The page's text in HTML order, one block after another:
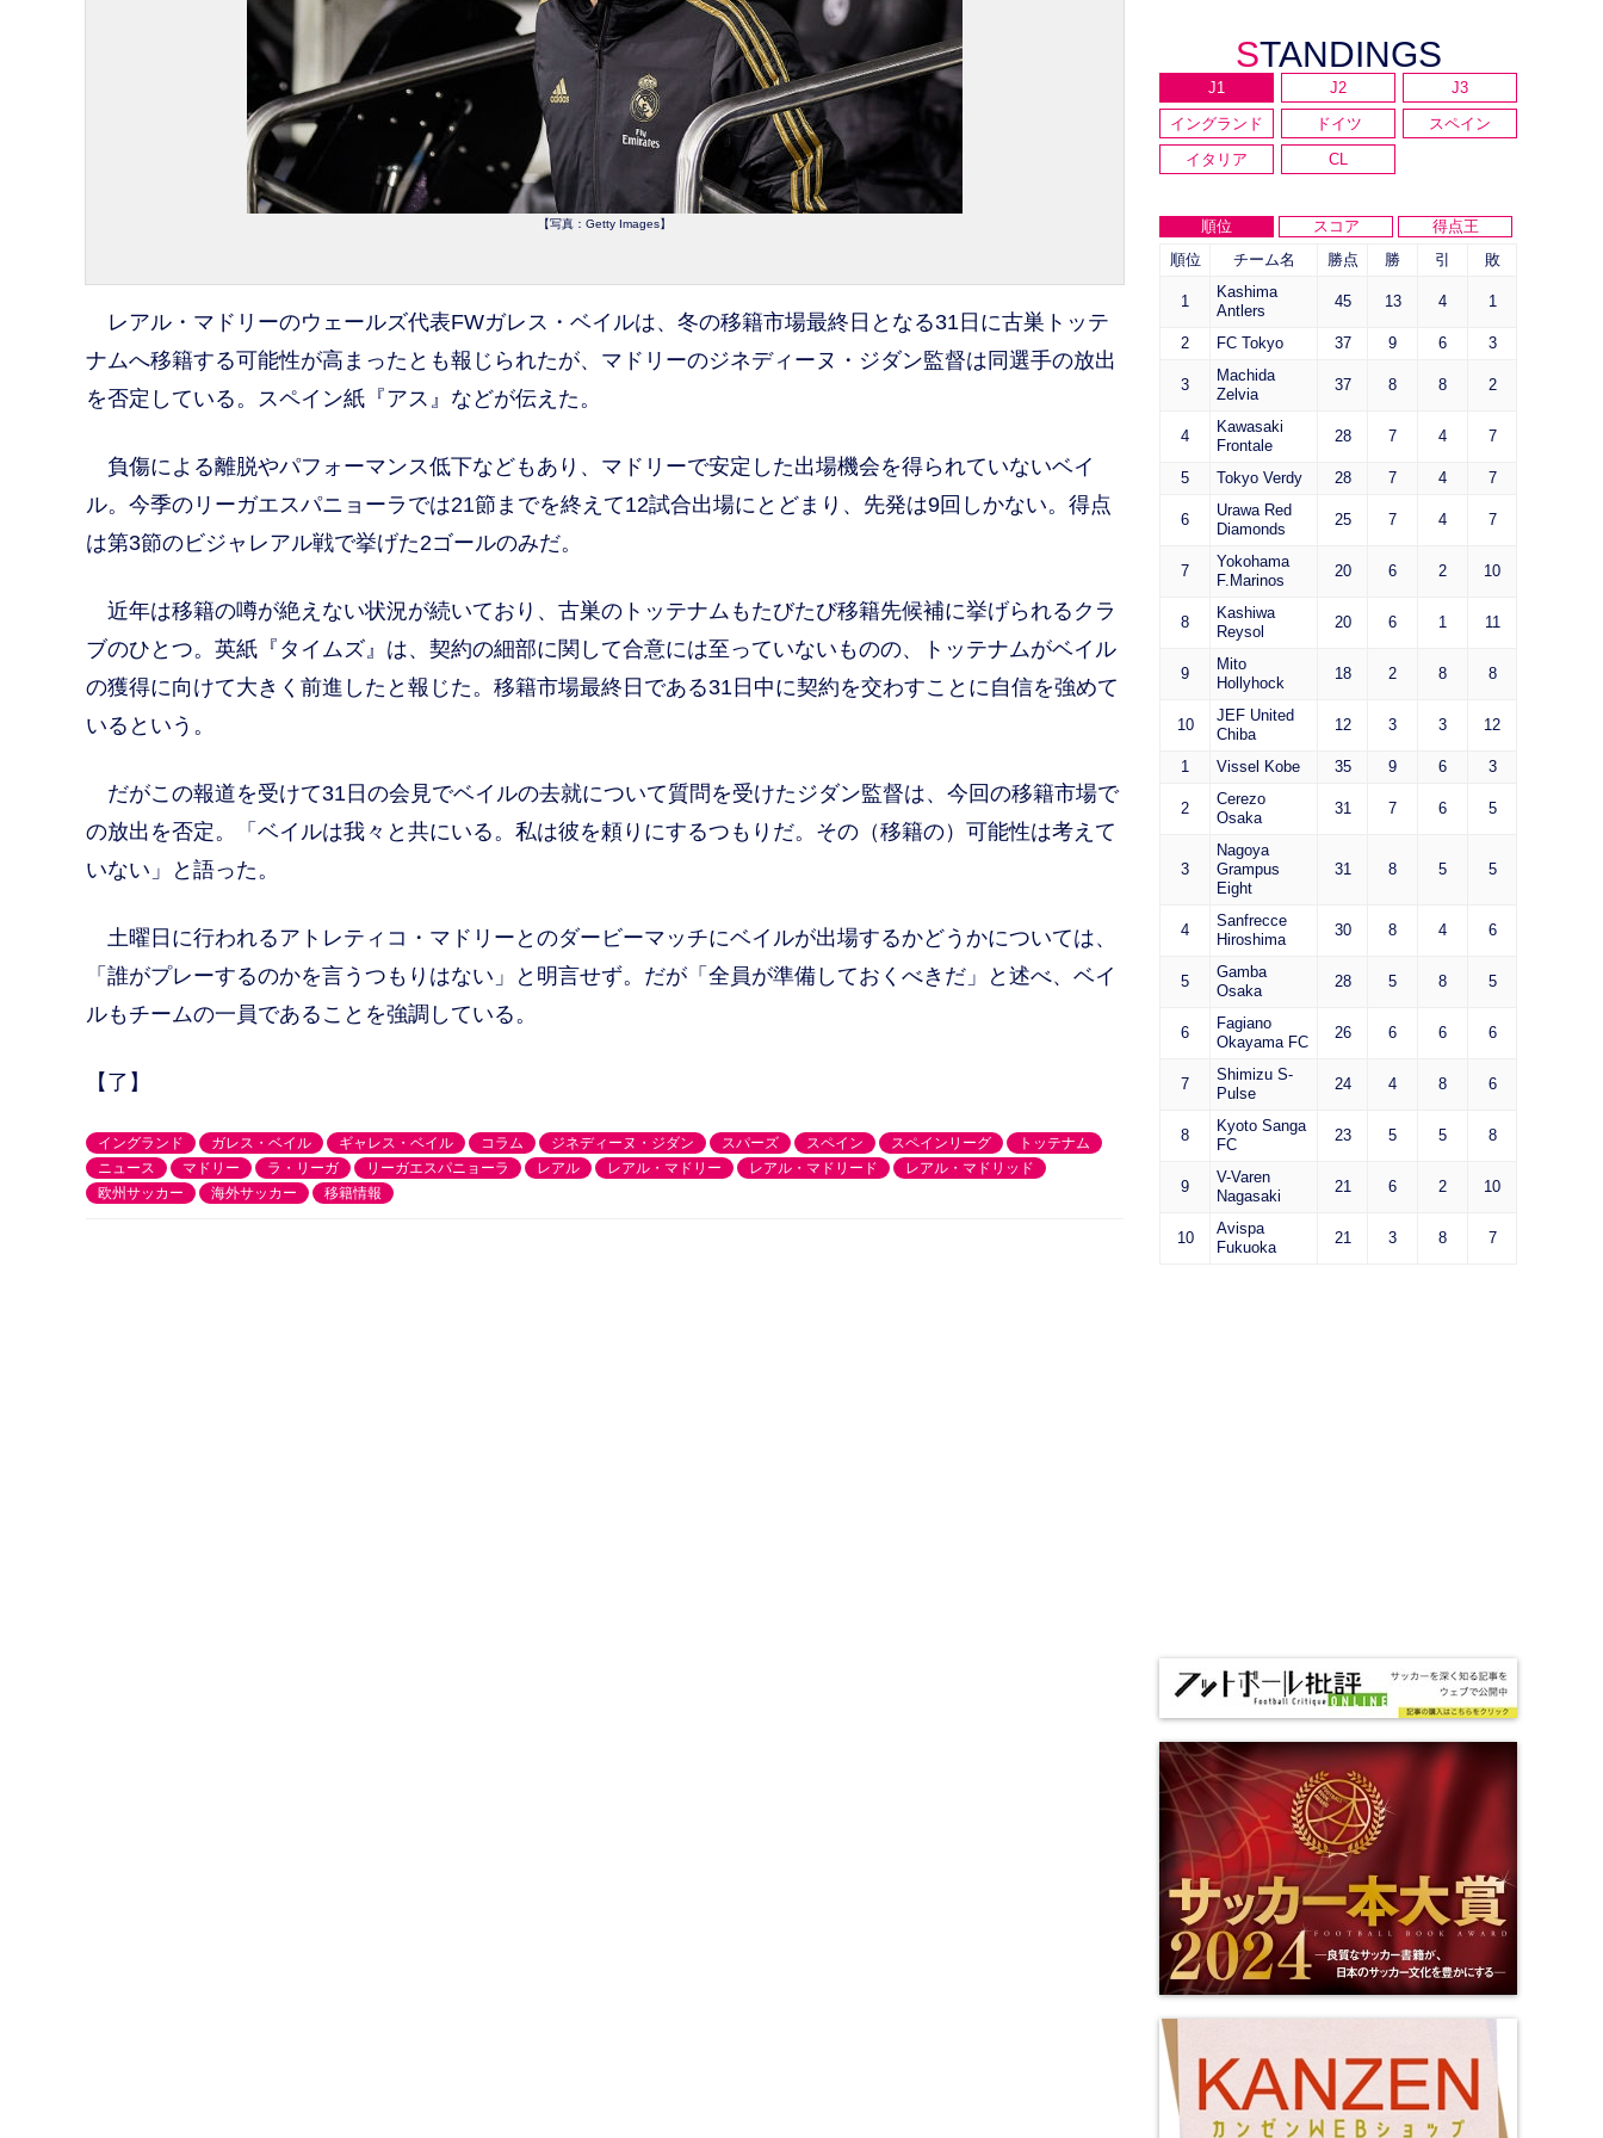
【写真：Getty Images】
レアル・マドリーのウェールズ代表FWガレス・ベイルは、冬の移籍市場最終日となる31日に古巣トッテ
ナムへ移籍する可能性が高まったとも報じられたが、マドリーのジネディーヌ・ジダン監督は同選手の放出
を否定している。スペイン紙『アス』などが伝えた。
負傷による離脱やパフォーマンス低下などもあり、マドリーで安定した出場機会を得られていないベイ
ル。今季のリーガエスパニョーラでは21節までを終えて12試合出場にとどまり、先発は9回しかない。得点
は第3節のビジャレアル戦で挙げた2ゴールのみだ。
近年は移籍の噂が絶えない状況が続いており、古巣のトッテナムもたびたび移籍先候補に挙げられるクラ
ブのひとつ。英紙『タイムズ』は、契約の細部に関して合意には至っていないものの、トッテナムがベイル
の獲得に向けて大きく前進したと報じた。移籍市場最終日である31日中に契約を交わすことに自信を強めて
いるという。
だがこの報道を受けて31日の会見でベイルの去就について質問を受けたジダン監督は、今回の移籍市場で
の放出を否定。「ベイルは我々と共にいる。私は彼を頼りにするつもりだ。その（移籍の）可能性は考えて
いない」と語った。
土曜日に行われるアトレティコ・マドリーとのダービーマッチにベイルが出場するかどうかについては、
「誰がプレーするのかを言うつもりはない」と明言せず。だが「全員が準備しておくべきだ」と述べ、ベイ
ルもチームの一員であることを強調している。
【了】
イングランド ガレス・ベイル ギャレス・ベイル コラム ジネディーヌ・ジダン スパーズ スペイン スペインリーグ
トッテナム
ニュース
マドリー ラ・リーガ リーガエスパニョーラ レアル レアル・マドリー レアル・マドリード
レアル・マドリッド
欧州サッカー
海外サッカー 移籍情報
STANDINGS
J1 J2
J3
イングランド
ドイツ
スペイン
イタリア
CL
順位 スコア
得点王
順位
チーム名 勝点 勝 引 敗
1
Kashima
Antlers
45 13 4 1
2 FC Tokyo 37 9 6 3
3
Machida
Zelvia
37 8 8 2
4
Kawasaki
Frontale
28 7 4 7
5 Tokyo Verdy 28 7 4 7
6
Urawa Red
Diamonds
25 7 4 7
7
Yokohama
F.Marinos
20 6 2 10
8
Kashiwa
Reysol
20 6 1 11
9
Mito
Hollyhock
18 2 8 8
10
JEF United
Chiba
12 3 3 12
1 Vissel Kobe 35 9 6 3
2
Cerezo
Osaka
31 7 6 5
3
Nagoya
Grampus
Eight
31 8 5 5
4
Sanfrecce
Hiroshima
30 8 4 6
5
Gamba
Osaka
28 5 8 5
6
Fagiano
Okayama FC
26 6 6 6
7
Shimizu S-
Pulse
24 4 8 6
8
Kyoto Sanga
FC
23 5 5 8
9
V-Varen
Nagasaki
21 6 2 10
10
Avispa
Fukuoka
21 3 8 7